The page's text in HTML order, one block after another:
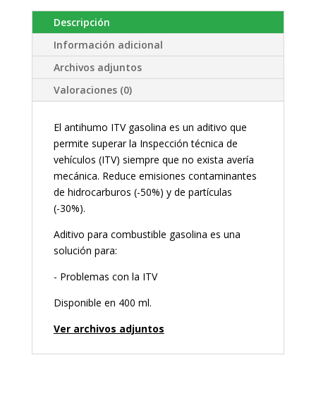
Descripción
Información adicional
Archivos adjuntos
Valoraciones (0)
El antihumo ITV gasolina es un aditivo que
permite superar la Inspección técnica de
vehículos (ITV) siempre que no exista avería
mecánica. Reduce emisiones contaminantes
de hidrocarburos (-50%) y de partículas
(-30%).
Aditivo para combustible gasolina es una
solución para:
- Problemas con la ITV
Disponible en 400 ml.
Ver archivos adjuntos